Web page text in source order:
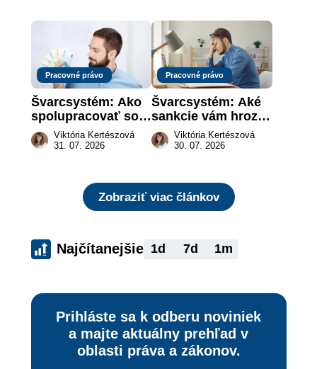
Pracovné právo
Švarcsystém: Ako
spolupracovať so
živnostníkom
legálne a bez
Viktória Kertészová
31. 07. 2026
Pracovné právo
Švarcsystém: Aké
sankcie vám hrozia
a prečo nestačí
zaplatiť pokutu?
Viktória Kertészová
30. 07. 2026
Zobraziť viac článkov
Najčítanejšie 1d 7d 1m
Prihláste sa k odberu noviniek
a majte aktuálny prehľad v
oblasti práva a zákonov.